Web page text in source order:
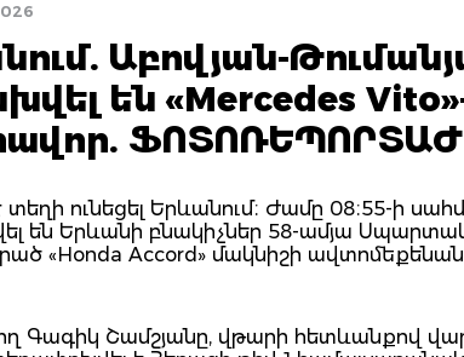
Աբովյան-
են «Mercedes
ՖՈՏՈՌԵՊՈՐՏԱԺ
տեղի ունեցել Երևանում։ Ժամը 08։55-ի
են Երևանի բնակիչներ 58-ամյա
«Honda Accord» մակնիշի
Գագիկ Շամշյանը, վթարի հետևանքով